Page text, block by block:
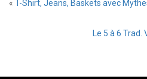
« T-Shirt, Jeans, Baskets avec
Le 5 à 6